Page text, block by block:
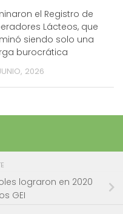
el Registro de
Lácteos, que
siendo solo una
burocrática
2026
lograron en 2020
GEI